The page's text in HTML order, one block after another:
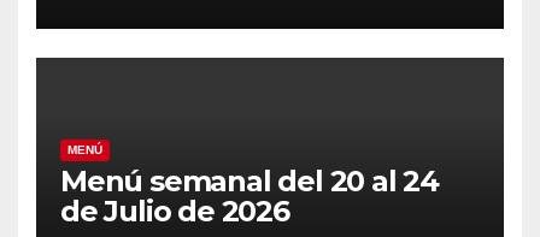
MENÚ
Menú semanal del 20 al 24
de Julio de 2026